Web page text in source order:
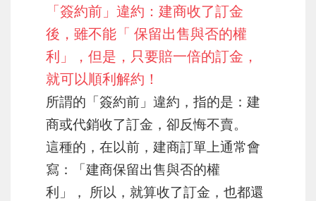
「簽約前」違約：建商收了訂金
後，雖不能「 保留出售與否的權
利」，但是，只要賠一倍的訂金，
就可以順利解約！
所謂的「簽約前」違約，指的是：建
商或代銷收了訂金，卻反悔不賣。
這種的，在以前，建商訂單上通常會
寫：「建商保留出售與否的權
利」， 所以，就算收了訂金，也都還